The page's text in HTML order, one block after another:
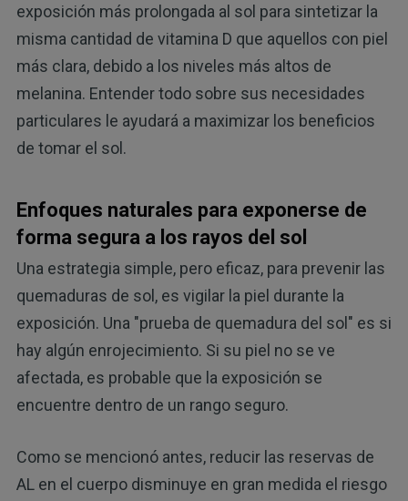
exposición más prolongada al sol para sintetizar la
misma cantidad de vitamina D que aquellos con piel
más clara, debido a los niveles más altos de
melanina. Entender todo sobre sus necesidades
particulares le ayudará a maximizar los beneficios
de tomar el sol.
Enfoques naturales para exponerse de
forma segura a los rayos del sol
Una estrategia simple, pero eficaz, para prevenir las
quemaduras de sol, es vigilar la piel durante la
exposición. Una "prueba de quemadura del sol" es si
hay algún enrojecimiento. Si su piel no se ve
afectada, es probable que la exposición se
encuentre dentro de un rango seguro.
Como se mencionó antes, reducir las reservas de
AL en el cuerpo disminuye en gran medida el riesgo